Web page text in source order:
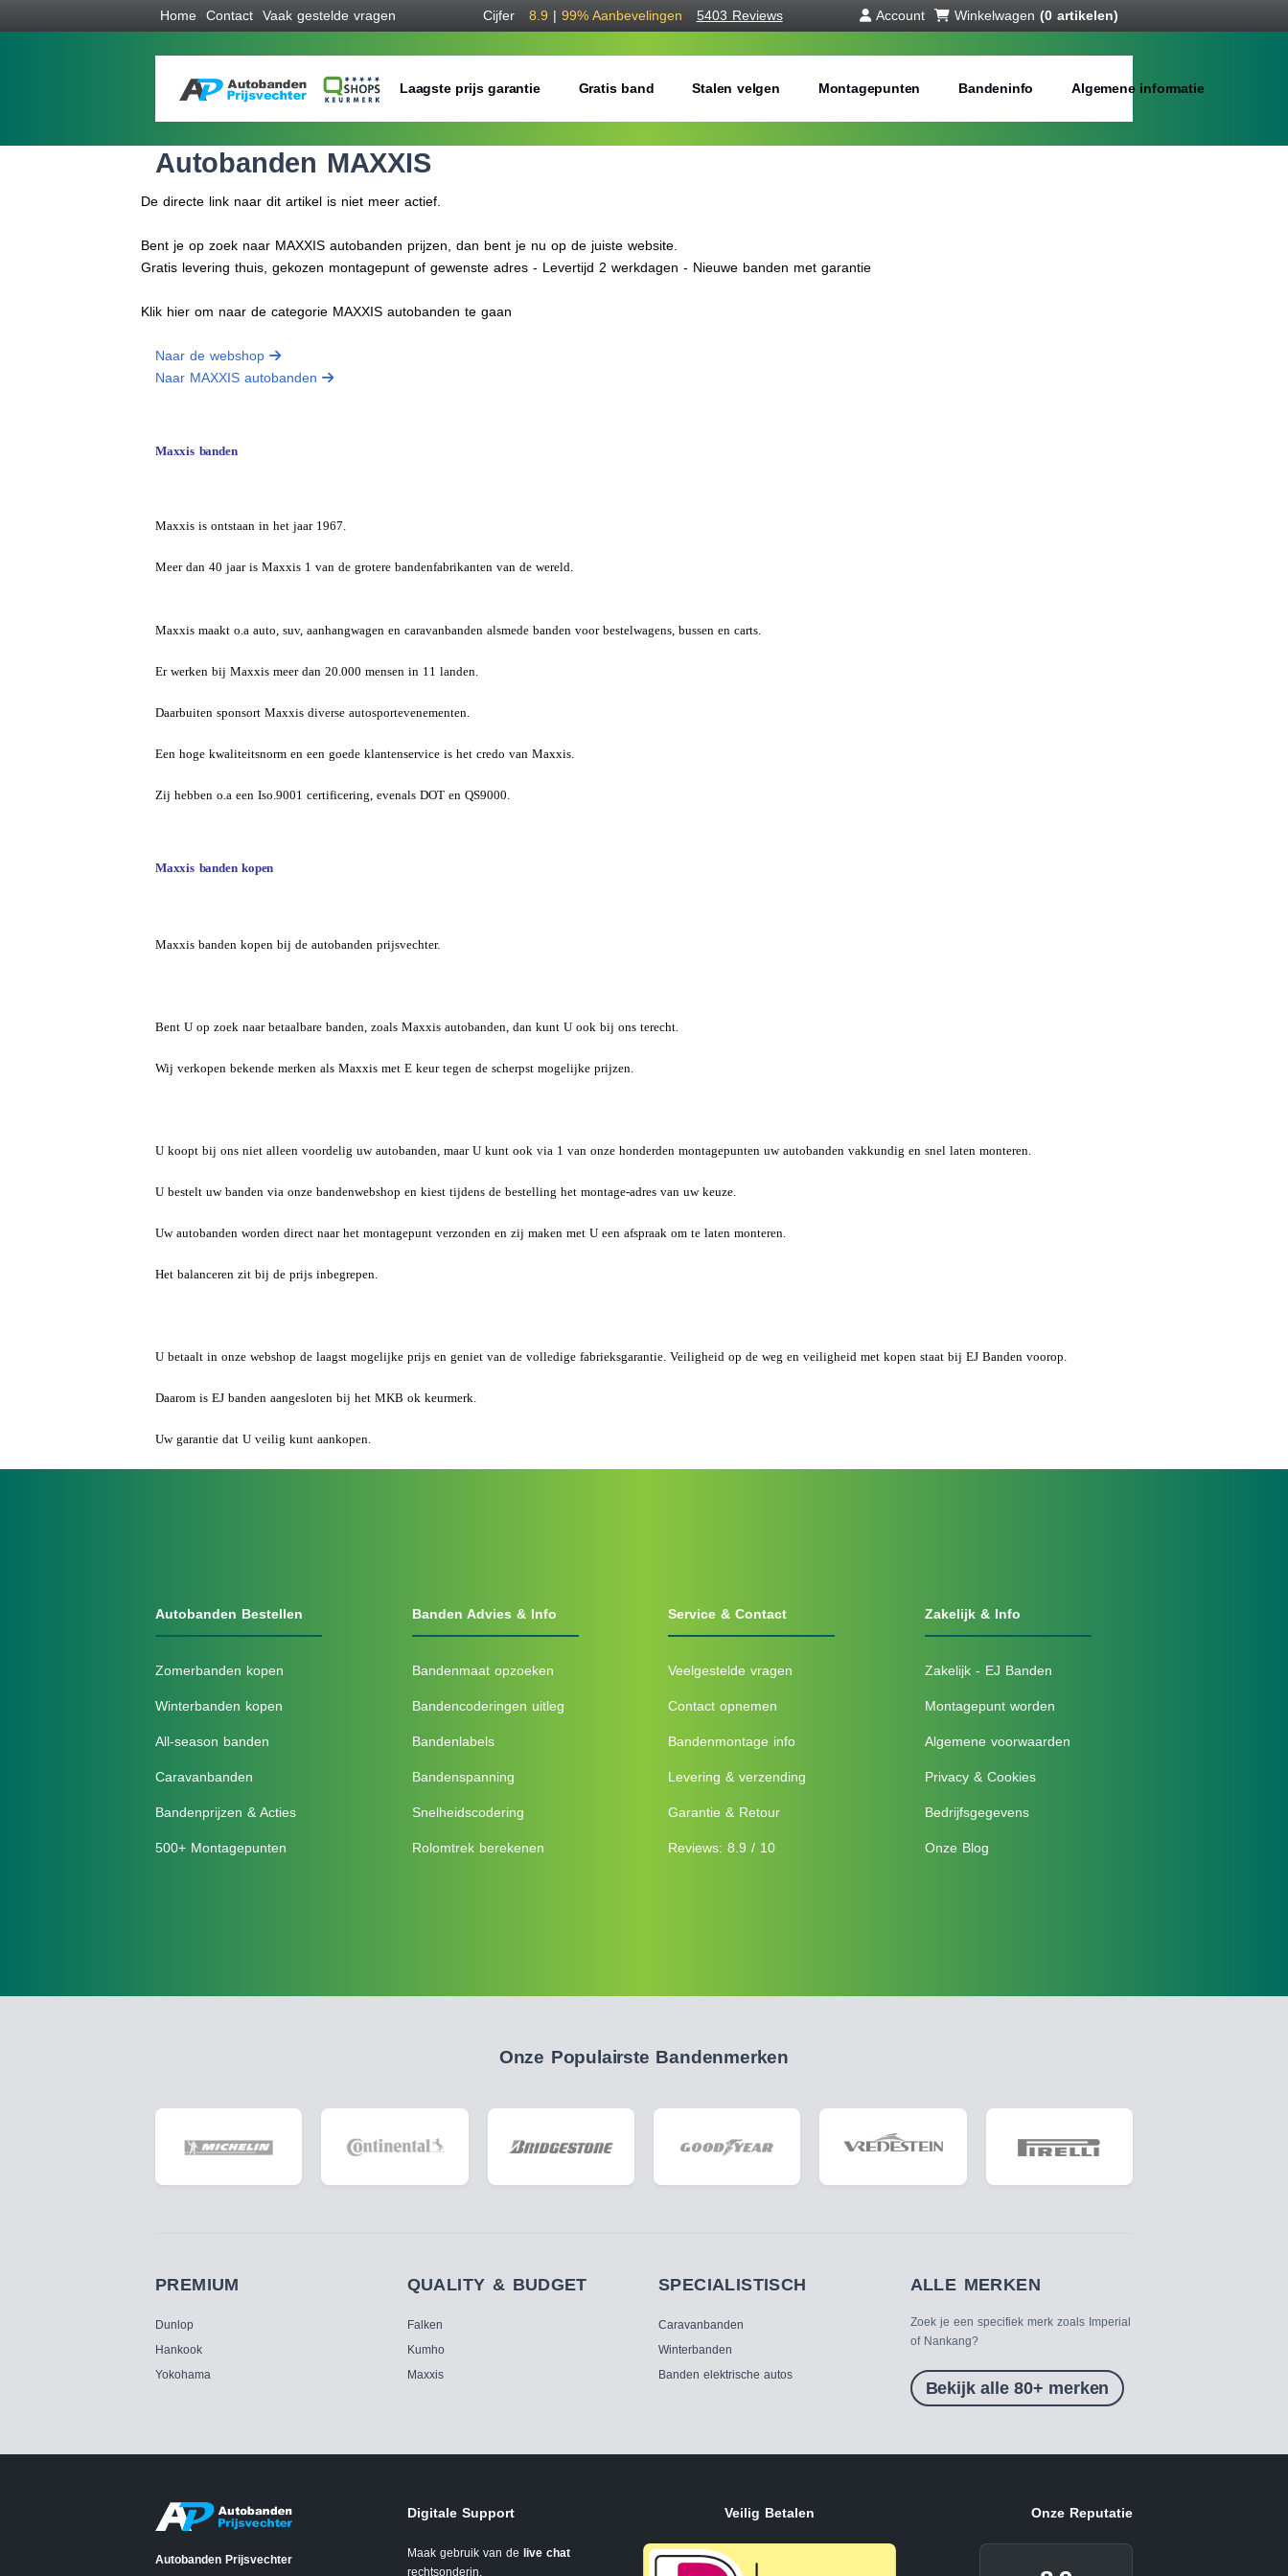
Home Contact Vaak gestelde vragen Cijfer 8.9 | 99% Aanbevelingen 5403 Reviews Account Winkelwagen (0 artikelen)
Laagste prijs garantie Gratis band Stalen velgen Montagepunten Bandeninfo Algemene informatie
Autobanden MAXXIS
De directe link naar dit artikel is niet meer actief.
Bent je op zoek naar MAXXIS autobanden prijzen, dan bent je nu op de juiste website.
Gratis levering thuis, gekozen montagepunt of gewenste adres - Levertijd 2 werkdagen - Nieuwe banden met garantie
Klik hier om naar de categorie MAXXIS autobanden te gaan
Naar de webshop
Naar MAXXIS autobanden
Maxxis banden
Maxxis is ontstaan in het jaar 1967.
Meer dan 40 jaar is Maxxis 1 van de grotere bandenfabrikanten van de wereld.
Maxxis maakt o.a auto, suv, aanhangwagen en caravanbanden alsmede banden voor bestelwagens, bussen en carts.
Er werken bij Maxxis meer dan 20.000 mensen in 11 landen.
Daarbuiten sponsort Maxxis diverse autosportevenementen.
Een hoge kwaliteitsnorm en een goede klantenservice is het credo van Maxxis.
Zij hebben o.a een Iso.9001 certificering, evenals DOT en QS9000.
Maxxis banden kopen
Maxxis banden kopen bij de autobanden prijsvechter.
Bent U op zoek naar betaalbare banden, zoals Maxxis autobanden, dan kunt U ook bij ons terecht.
Wij verkopen bekende merken als Maxxis met E keur tegen de scherpst mogelijke prijzen.
U koopt bij ons niet alleen voordelig uw autobanden, maar U kunt ook via 1 van onze honderden montagepunten uw autobanden vakkundig en snel laten monteren.
U bestelt uw banden via onze bandenwebshop en kiest tijdens de bestelling het montage-adres van uw keuze.
Uw autobanden worden direct naar het montagepunt verzonden en zij maken met U een afspraak om te laten monteren.
Het balanceren zit bij de prijs inbegrepen.
U betaalt in onze webshop de laagst mogelijke prijs en geniet van de volledige fabrieksgarantie. Veiligheid op de weg en veiligheid met kopen staat bij EJ Banden voorop.
Daarom is EJ banden aangesloten bij het MKB ok keurmerk.
Uw garantie dat U veilig kunt aankopen.
Autobanden Bestellen
Zomerbanden kopen
Winterbanden kopen
All-season banden
Caravanbanden
Bandenprijzen & Acties
500+ Montagepunten
Banden Advies & Info
Bandenmaat opzoeken
Bandencoderingen uitleg
Bandenlabels
Bandenspanning
Snelheidscodering
Rolomtrek berekenen
Service & Contact
Veelgestelde vragen
Contact opnemen
Bandenmontage info
Levering & verzending
Garantie & Retour
Reviews: 8.9 / 10
Zakelijk & Info
Zakelijk - EJ Banden
Montagepunt worden
Algemene voorwaarden
Privacy & Cookies
Bedrijfsgegevens
Onze Blog
Onze Populairste Bandenmerken
PREMIUM
Dunlop
Hankook
Yokohama
QUALITY & BUDGET
Falken
Kumho
Maxxis
SPECIALISTISCH
Caravanbanden
Winterbanden
Banden elektrische autos
ALLE MERKEN
Zoek je een specifiek merk zoals Imperial
of Nankang?
Bekijk alle 80+ merken
Autobanden Prijsvechter
Digitale Support
Maak gebruik van de live chat
rechtsonderin.
Veilig Betalen Onze Reputatie